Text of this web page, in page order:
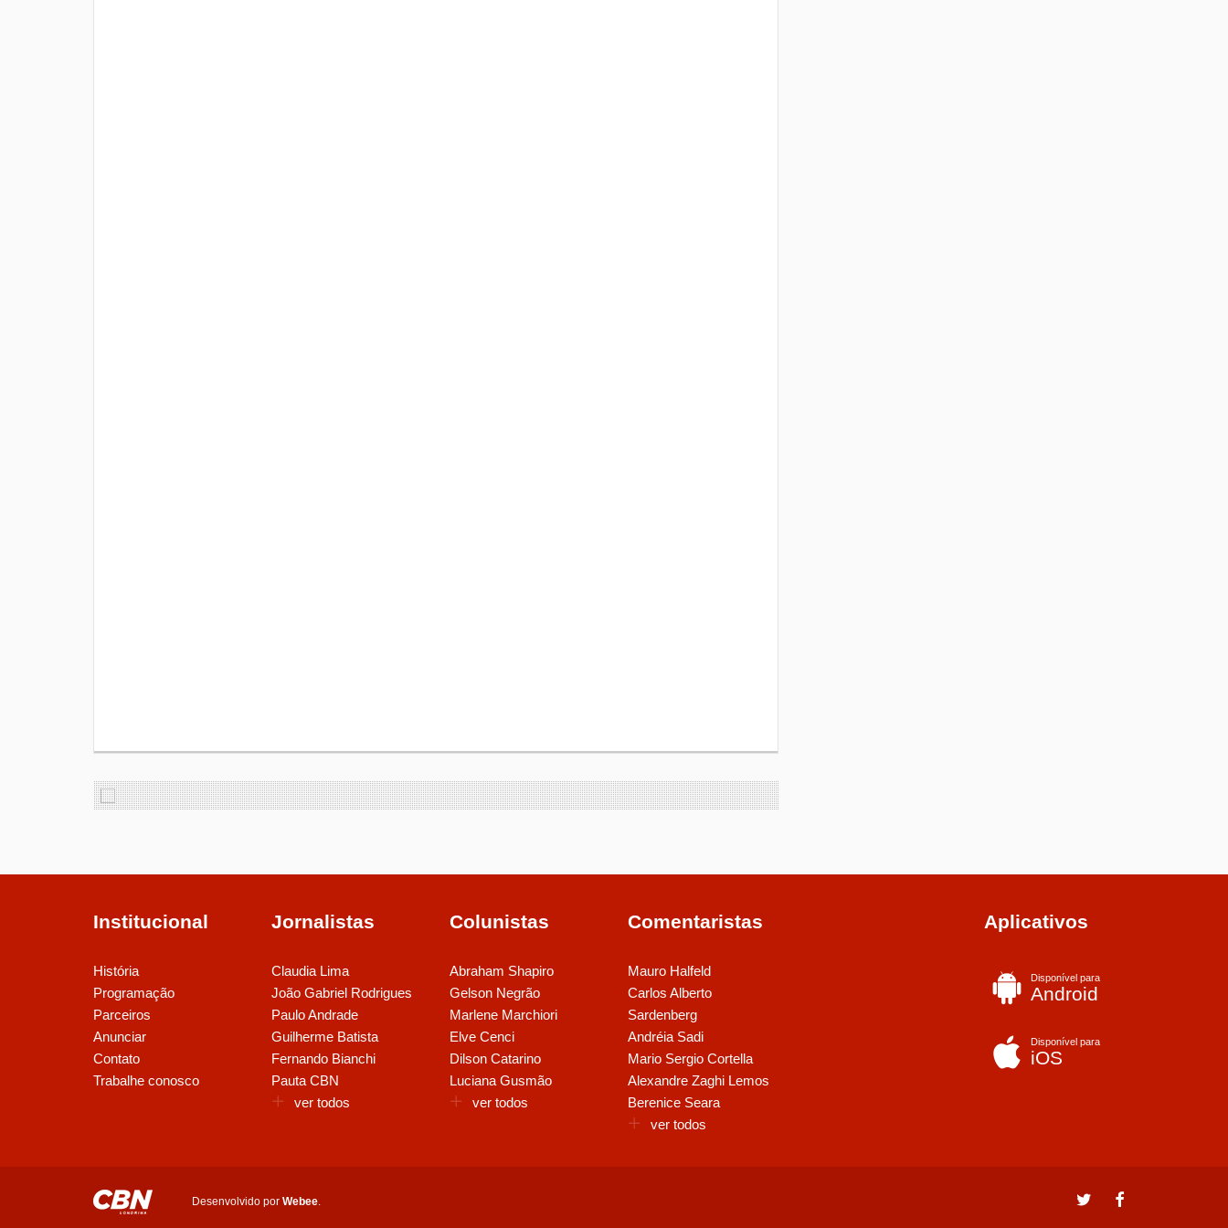
Institucional
História
Programação
Parceiros
Anunciar
Contato
Trabalhe conosco
Jornalistas
Claudia Lima
João Gabriel Rodrigues
Paulo Andrade
Guilherme Batista
Fernando Bianchi
Pauta CBN
ver todos
Colunistas
Abraham Shapiro
Gelson Negrão
Marlene Marchiori
Elve Cenci
Dilson Catarino
Luciana Gusmão
ver todos
Comentaristas
Mauro Halfeld
Carlos Alberto
Sardenberg
Andréia Sadi
Mario Sergio Cortella
Alexandre Zaghi Lemos
Berenice Seara
ver todos
Aplicativos
Disponível para
Android
Disponível para
iOS
Desenvolvido por Webee